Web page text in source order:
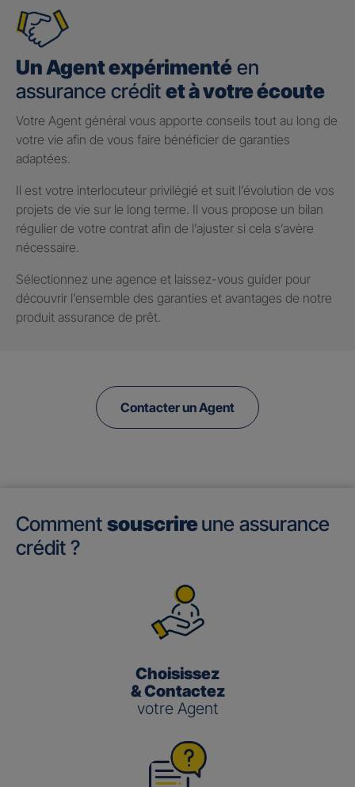
Un Agent expérimenté en
assurance crédit et à votre écoute
Votre Agent général vous apporte conseils tout au long de
votre vie afin de vous faire bénéficier de garanties
adaptées.
Il est votre interlocuteur privilégié et suit l’évolution de vos
projets de vie sur le long terme. Il vous propose un bilan
régulier de votre contrat afin de l’ajuster si cela s’avère
nécessaire.
Sélectionnez une agence et laissez-vous guider pour
découvrir l’ensemble des garanties et avantages de notre
produit assurance de prêt.
Contacter un Agent
Comment souscrireune assurance
crédit ?
Choisissez
& Contactez
votre Agent